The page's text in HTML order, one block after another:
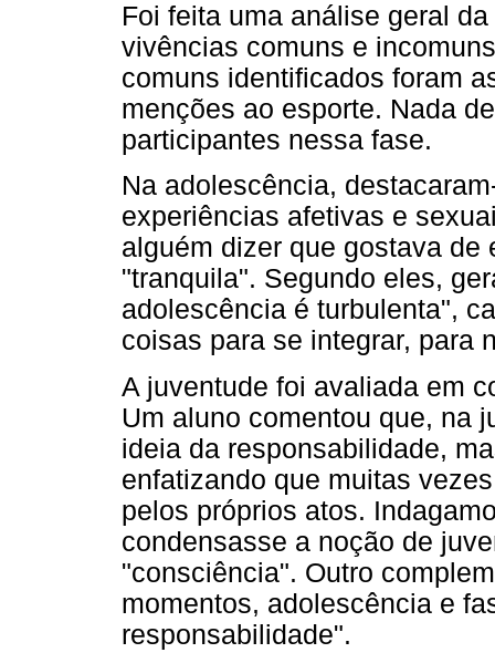
Foi feita uma análise geral
vivências comuns e
comuns identificados foram
menções ao esporte. Nada
participantes nessa fase.
Na adolescência,
experiências afetivas e
alguém dizer que gostava de
"tranquila". Segundo eles,
adolescência é turbulenta",
coisas para se integrar, para
A juventude foi avaliada em
Um aluno comentou que, na
ideia da responsabilidade,
enfatizando que muitas
pelos próprios atos.
condensasse a noção de
"consciência". Outro
momentos, adolescência e
responsabilidade".